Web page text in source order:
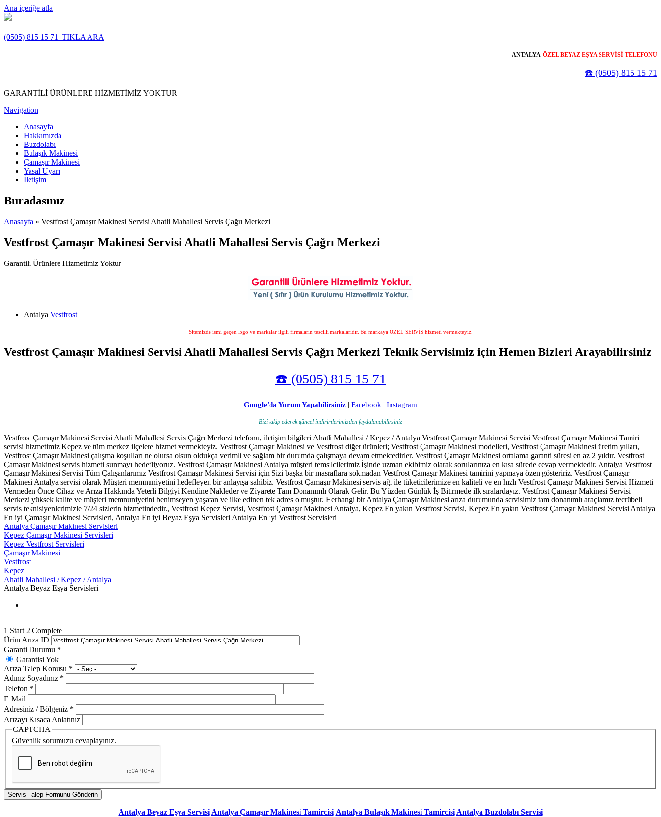
Ana içeriğe atla
(0505) 815 15 71 TIKLA ARA
ANTALYA ÖZEL BEYAZ EŞYA SERVİSİ TELEFONU
☎️ (0505) 815 15 71
GARANTİLİ ÜRÜNLERE HİZMETİMİZ YOKTUR
Navigation
Anasayfa
Hakkımızda
Buzdolabı
Bulaşık Makinesi
Çamaşır Makinesi
Yasal Uyarı
İletişim
Buradasınız
Anasayfa » Vestfrost Çamaşır Makinesi Servisi Ahatli Mahallesi Servis Çağrı Merkezi
Vestfrost Çamaşır Makinesi Servisi Ahatli Mahallesi Servis Çağrı Merkezi
Garantili Ürünlere Hizmetimiz Yoktur
Antalya Vestfrost
Sitemizde ismi geçen logo ve markalar ilgili firmaların tescilli markalarıdır. Bu markaya ÖZEL SERVİS hizmeti vermekteyiz.
Vestfrost Çamaşır Makinesi Servisi Ahatli Mahallesi Servis Çağrı Merkezi Teknik Servisimiz için Hemen Bizleri Arayabilirsiniz
☎️ (0505) 815 15 71
Google'da Yorum Yapabilirsiniz | Facebook | Instagram
Bizi takip ederek güncel indirimlerimizden faydalanabilirsiniz
Vestfrost Çamaşır Makinesi Servisi Ahatli Mahallesi Servis Çağrı Merkezi telefonu, iletişim bilgileri Ahatli Mahallesi / Kepez / Antalya Vestfrost Çamaşır Makinesi Servisi Vestfrost Çamaşır Makinesi Tamiri
servisi hizmetimiz Kepez ve tüm merkez ilçelere hizmet vermekteyiz. Vestfrost Çamaşır Makinesi ve Vestfrost diğer ürünleri; Vestfrost Çamaşır Makinesi modelleri, Vestfrost Çamaşır Makinesi üretim yılları,
Vestfrost Çamaşır Makinesi çalışma koşulları ne olursa olsun oldukça verimli ve sağlam bir durumda çalışmaya devam etmektedirler. Vestfrost Çamaşır Makinesi ortalama garanti süresi en az 2 yıldır. Vestfrost
Çamaşır Makinesi servis hizmeti sunmayı hedefliyoruz. Vestfrost Çamaşır Makinesi Antalya müşteri temsilcilerimiz İşinde uzman ekibimiz olarak sorularınıza en kısa sürede cevap vermektedir. Antalya Vestfrost
Çamaşır Makinesi Servisi Tüm Çalışanlarımız Vestfrost Çamaşır Makinesi Servisi için Sizi başka bir masraflara sokmadan Vestfrost Çamaşır Makinesi tamirini yapmaya özen gösteririz. Vestfrost Çamaşır
Makinesi Antalya servisi olarak Müşteri memnuniyetini hedefleyen bir anlayışa sahibiz. Vestfrost Çamaşır Makinesi servis ağı ile tüketicilerimize en kaliteli ve en hızlı Vestfrost Çamaşır Makinesi Servisi Hizmeti
Vermeden Önce Cihaz ve Arıza Hakkında Yeterli Bilgiyi Kendine Nakleder ve Ziyarete Tam Donanımlı Olarak Gelir. Bu Yüzden Günlük İş Bitirmede ilk sıralardayız. Vestfrost Çamaşır Makinesi Servisi
Merkezi yüksek kalite ve müşteri memnuniyetini benimseyen yaşatan ve ilke edinen tek adres olmuştur. Herhangi bir Antalya Çamaşır Makinesi arıza durumunda servisimiz tam donanımlı araçlamız tecrübeli
servis teknisiyenlerimizle 7/24 sizlerin hizmetindedir., Vestfrost Kepez Servisi, Vestfrost Çamaşır Makinesi Antalya, Kepez En yakın Vestfrost Servisi, Kepez En yakın Vestfrost Çamaşır Makinesi Servisi Antalya
En iyi Çamaşır Makinesi Servisleri, Antalya En iyi Beyaz Eşya Servisleri Antalya En iyi Vestfrost Servisleri
Antalya Çamaşır Makinesi Servisleri
Kepez Çamaşır Makinesi Servisleri
Kepez Vestfrost Servisleri
Çamaşır Makinesi
Vestfrost
Kepez
Ahatli Mahallesi / Kepez / Antalya
Antalya Beyaz Eşya Servisleri
1 Start 2 Complete
Ürün Arıza ID
Garanti Durumu *
Garantisi Yok
Arıza Talep Konusu *
Adınız Soyadınız *
Telefon *
E-Mail
Adresiniz / Bölgeniz *
Arızayı Kısaca Anlatınız
CAPTCHA
Güvenlik sorumuzu cevaplayınız.
Antalya Beyaz Eşya Servisi Antalya Çamaşır Makinesi Tamircisi Antalya Bulaşık Makinesi Tamircisi Antalya Buzdolabı Servisi